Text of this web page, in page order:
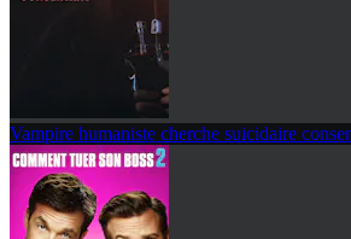
Vampire humaniste cherche suicidaire